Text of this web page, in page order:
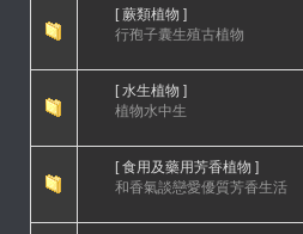
[ 蕨類植物 ]
行孢子囊生殖古植物
[ 水生植物 ]
植物水中生
[ 食用及藥用芳香植物 ]
和香氣談戀愛優質芳香生活